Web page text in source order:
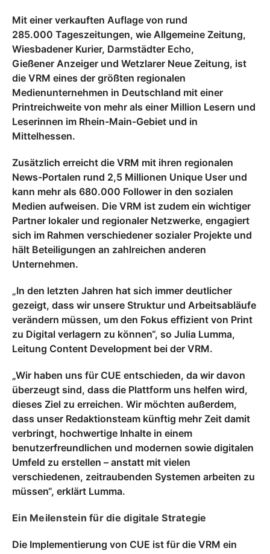
Mit einer verkauften Auflage von rund
285.000 Tageszeitungen, wie Allgemeine Zeitung,
Wiesbadener Kurier, Darmstädter Echo,
Gießener Anzeiger und Wetzlarer Neue Zeitung, ist
die VRM eines der größten regionalen
Medienunternehmen in Deutschland mit einer
Printreichweite von mehr als einer Million Lesern und
Leserinnen im Rhein-Main-Gebiet und in
Mittelhessen.
Zusätzlich erreicht die VRM mit ihren regionalen
News-Portalen rund 2,5 Millionen Unique User und
kann mehr als 680.000 Follower in den sozialen
Medien aufweisen. Die VRM ist zudem ein wichtiger
Partner lokaler und regionaler Netzwerke, engagiert
sich im Rahmen verschiedener sozialer Projekte und
hält Beteiligungen an zahlreichen anderen
Unternehmen.
„In den letzten Jahren hat sich immer deutlicher
gezeigt, dass wir unsere Struktur und Arbeitsabläufe
verändern müssen, um den Fokus effizient von Print
zu Digital verlagern zu können“, so Julia Lumma,
Leitung Content Development bei der VRM.
„Wir haben uns für CUE entschieden, da wir davon
überzeugt sind, dass die Plattform uns helfen wird,
dieses Ziel zu erreichen. Wir möchten außerdem,
dass unser Redaktionsteam künftig mehr Zeit damit
verbringt, hochwertige Inhalte in einem
benutzerfreundlichen und modernen sowie digitalen
Umfeld zu erstellen – anstatt mit vielen
verschiedenen, zeitraubenden Systemen arbeiten zu
müssen“, erklärt Lumma.
Ein Meilenstein für die digitale Strategie
Die Implementierung von CUE ist für die VRM ein